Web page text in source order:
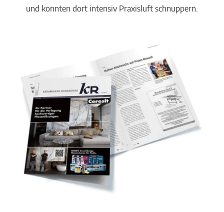
und konnten dort intensiv Praxisluft schnuppern.